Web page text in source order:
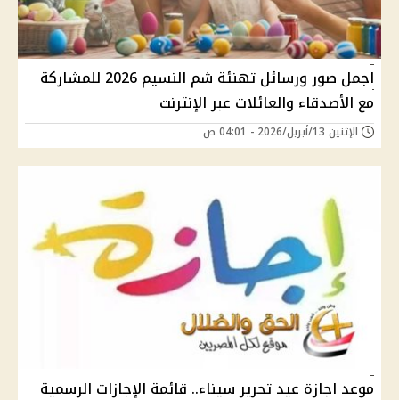
اجمل صور ورسائل تهنئة شم النسيم 2026 للمشاركة
مع الأصدقاء والعائلات عبر الإنترنت
الإثنين 13/أبريل/2026 - 04:01 ص
موعد اجازة عيد تحرير سيناء.. قائمة الإجازات الرسمية